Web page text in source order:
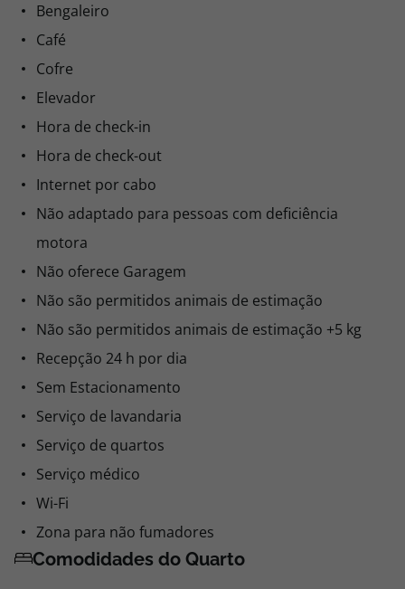
Bengaleiro
Café
Cofre
Elevador
Hora de check-in
Hora de check-out
Internet por cabo
Não adaptado para pessoas com deficiência
motora
Não oferece Garagem
Não são permitidos animais de estimação
Não são permitidos animais de estimação +5 kg
Recepção 24 h por dia
Sem Estacionamento
Serviço de lavandaria
Serviço de quartos
Serviço médico
Wi-Fi
Zona para não fumadores
Comodidades do Quarto